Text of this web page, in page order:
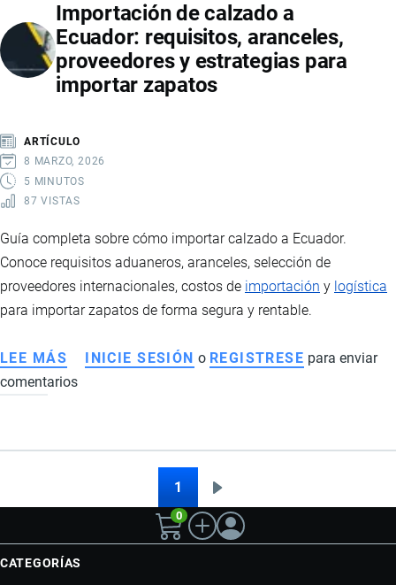
INSUMOS
MÉDICOS
EN
ECUADOR:
Y
PROCESO
ADUANERO
Importación de calzado a
Ecuador: requisitos, aranceles,
proveedores y estrategias para
importar zapatos
ARTÍCULO
8 MARZO, 2026
5 MINUTOS
87 VISTAS
Guía completa sobre cómo importar calzado a Ecuador.
Conoce requisitos aduaneros, aranceles, selección de
proveedores internacionales, costos de importación y logística
para importar zapatos de forma segura y rentable.
LEE MÁS SOBRE
IMPORTACIÓN
A
ARANCELES,
PROVEEDORES
INICIE SESIÓN o REGISTRESE para enviar
comentarios
1
página
0
CATEGORÍAS